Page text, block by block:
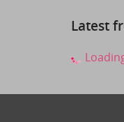
Latest